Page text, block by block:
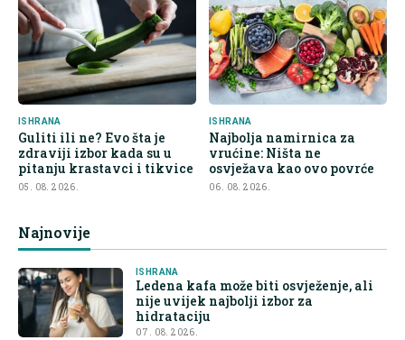
ISHRANA
Guliti ili ne? Evo šta je
zdraviji izbor kada su u
pitanju krastavci i tikvice
05. 08. 2026.
ISHRANA
Najbolja namirnica za
vrućine: Ništa ne
osvježava kao ovo povrće
06. 08. 2026.
Najnovije
ISHRANA
Ledena kafa može biti osvježenje, ali
nije uvijek najbolji izbor za
hidrataciju
07. 08. 2026.